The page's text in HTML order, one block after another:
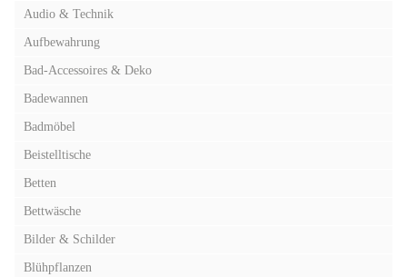
Audio & Technik
Aufbewahrung
Bad-Accessoires & Deko
Badewannen
Badmöbel
Beistelltische
Betten
Bettwäsche
Bilder & Schilder
Blühpflanzen